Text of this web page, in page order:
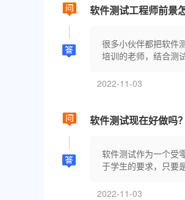
软件测试工程师前景
很多小伙伴都把软件
培训的老师，结合测
2022-11-03
软件测试现在好做吗
软件测试作为一个受
于学生的要求，只要
2022-11-03